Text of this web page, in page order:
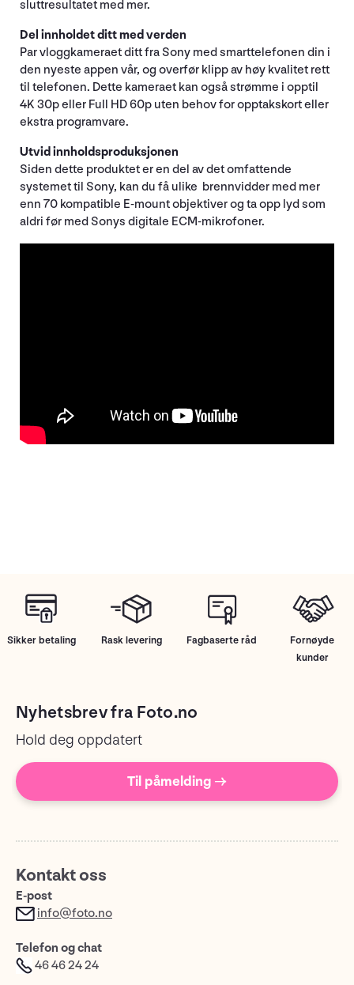
sluttresultatet med mer.
Del innholdet ditt med verden
Par vloggkameraet ditt fra Sony med smarttelefonen din i
den nyeste appen vår, og overfør klipp av høy kvalitet rett
til telefonen. Dette kameraet kan også strømme i opptil
4K 30p eller Full HD 60p uten behov for opptakskort eller
ekstra programvare.
Utvid innholdsproduksjonen
Siden dette produktet er en del av det omfattende
systemet til Sony, kan du få ulike brennvidder med mer
enn 70 kompatible E-mount objektiver og ta opp lyd som
aldri før med Sonys digitale ECM-mikrofoner.
Sikker betaling Rask levering Fagbaserte råd
Fornøyde
kunder
Nyhetsbrev fra Foto.no
Hold deg oppdatert
Til påmelding →
Kontakt oss
E-post
info@foto.no
Telefon og chat
46 46 24 24